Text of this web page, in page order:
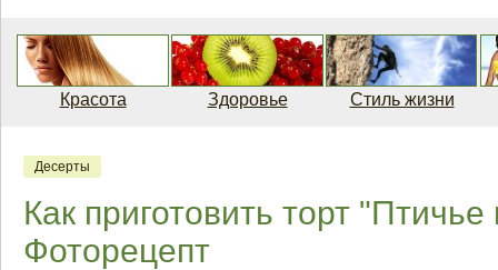
Красота Здоровье Стиль жизни
Десерты
Как приготовить торт
Фоторецепт